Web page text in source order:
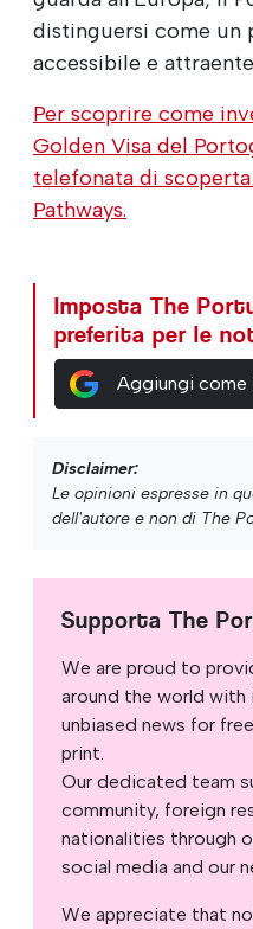
distinguersi come un
accessibile e
Per scoprire come
Golden Visa del
telefonata di
Pathways.
Imposta The
preferita per le
Aggiungi
Disclaimer:
Le opinioni espresse in
dell'autore e non di The
Supporta The
We are proud to
around the world with
unbiased news for
print.
Our dedicated team
community, foreign
nationalities through
social media and our
We appreciate that